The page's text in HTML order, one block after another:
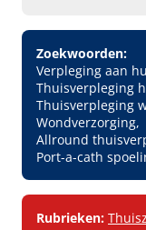
Zoekwoorden:
Verpleging aan
Thuisverpleging
Thuisverpleging
Wondverzorging
Allround
Port-a-cath
Rubrieken: